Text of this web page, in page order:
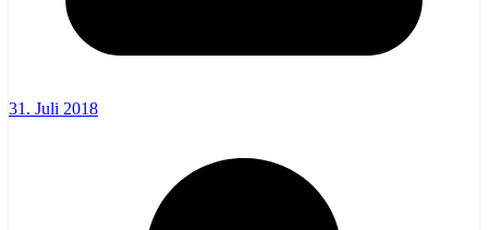
31. Juli 2018